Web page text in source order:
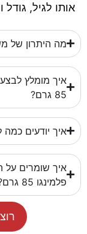
אותו לגיל,
מה היתרון של
איך מומלץ
85 גרם?
איך יודעים כמה
איך שומרים על
פלמינגו 85 גרם?